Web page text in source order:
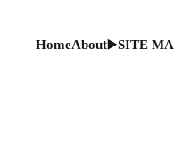
HomeAbout▶️SITE